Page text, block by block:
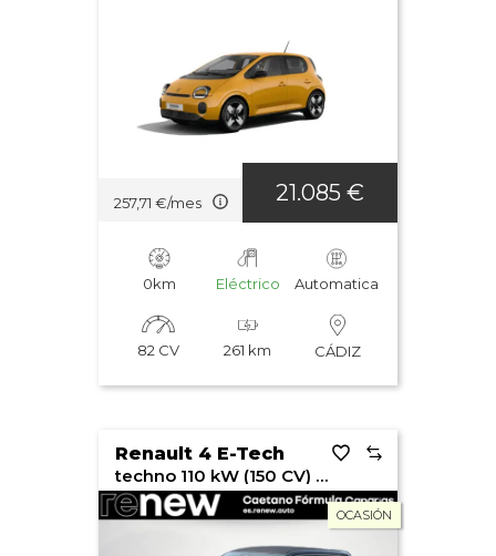
257,71 €/mes 21.085 €
0km Eléctrico Automatica
82 CV 261 km CÁDIZ
Renault 4 E-Tech
techno 110 kW (150 CV) ?plein sud®? autonomía confort
OCASIÓN